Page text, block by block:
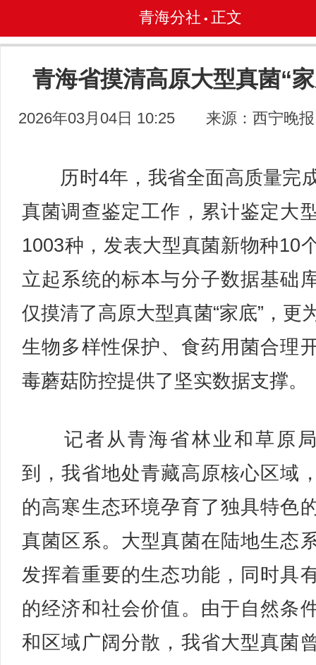
青海分社 • 正文
青海省摸清高原大型真菌“
2026年03月04日 10:25 来源：西宁晚报
历时4年，我省全面高质量完
真菌调查鉴定工作，累计鉴定大
1003种，发表大型真菌新物种10
立起系统的标本与分子数据基础
仅摸清了高原大型真菌“家底”，更
生物多样性保护、食药用菌合理
毒蘑菇防控提供了坚实数据支撑。
记者从青海省林业和草原
到，我省地处青藏高原核心区域
的高寒生态环境孕育了独具特色
真菌区系。大型真菌在陆地生态
发挥着重要的生态功能，同时具
的经济和社会价值。由于自然条
和区域广阔分散，我省大型真菌